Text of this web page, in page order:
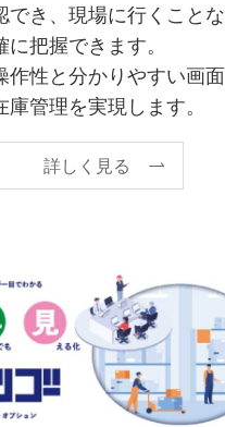
でき、現場に行くこと
把握できます。
作性と分かりやすい画面
庫管理を実現します。
詳しく見る